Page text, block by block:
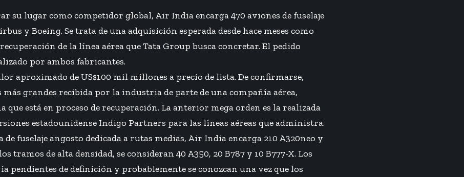
su lugar como competidor global, Air India encarga 470 aviones de fuselaje
y Boeing. Se trata de unaadquisición esperadadesde hace meses como
de la línea aérea que Tata Group busca concretar. El pedido
por ambos fabricantes.
aproximado de US$100 mil millones a precio de lista. De confirmarse,
más grandes recibida por la industria de parte de una compañía aérea,
que está en proceso de recuperación. La anterior mega orden es la realizada
estadounidense Indigo Partners para las líneas aéreas que administra.
fuselaje angosto dedicada a rutas medias, Air India encarga 210 A320neo y
tramos de alta densidad, se consideran 40 A350, 20 B787 y 10 B777-X. Los
pendientes de definición y probablemente se conozcan una vez que los